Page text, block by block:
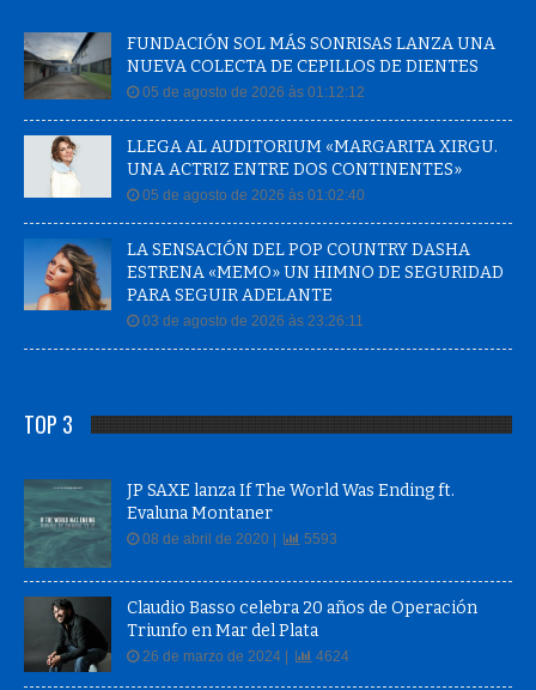
FUNDACIÓN SOL MÁS SONRISAS LANZA UNA
NUEVA COLECTA DE CEPILLOS DE DIENTES
05 de agosto de 2026 às 01:12:12
LLEGA AL AUDITORIUM «MARGARITA XIRGU.
UNA ACTRIZ ENTRE DOS CONTINENTES»
05 de agosto de 2026 às 01:02:40
LA SENSACIÓN DEL POP COUNTRY DASHA
ESTRENA «MEMO» UN HIMNO DE SEGURIDAD
PARA SEGUIR ADELANTE
03 de agosto de 2026 às 23:26:11
TOP 3
JP SAXE lanza If The World Was Ending ft.
Evaluna Montaner
08 de abril de 2020 | 5593
Claudio Basso celebra 20 años de Operación
Triunfo en Mar del Plata
26 de marzo de 2024 | 4624